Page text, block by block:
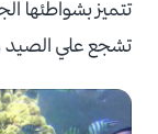
تتميز بشواطئها
تشجع علي الصيد